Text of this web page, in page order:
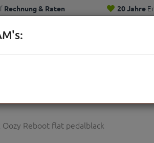
Rechnung & Raten 20 Jahre
Oozy Reboot flat pedalblack